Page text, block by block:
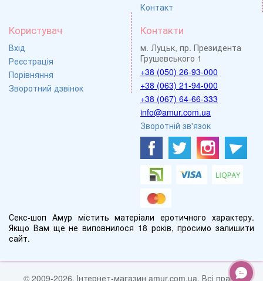
Контакт
Користувач
Вхід
Реєстрація
Порівняння
Зворотний дзвінок
Контакти
м. Луцьк, пр. Президента
Грушевського 1
+38 (050) 26-93-000
+38 (063) 21-94-000
+38 (067) 64-66-333
info@amur.com.ua
Зворотній зв'язок
Секс-шоп Амур містить матеріали еротичного характеру.
Якщо Вам ще не виповнилося 18 років, просимо залишити
сайт.
© 2009-2026, Інтернет-магазин amur.com.ua. Всі права